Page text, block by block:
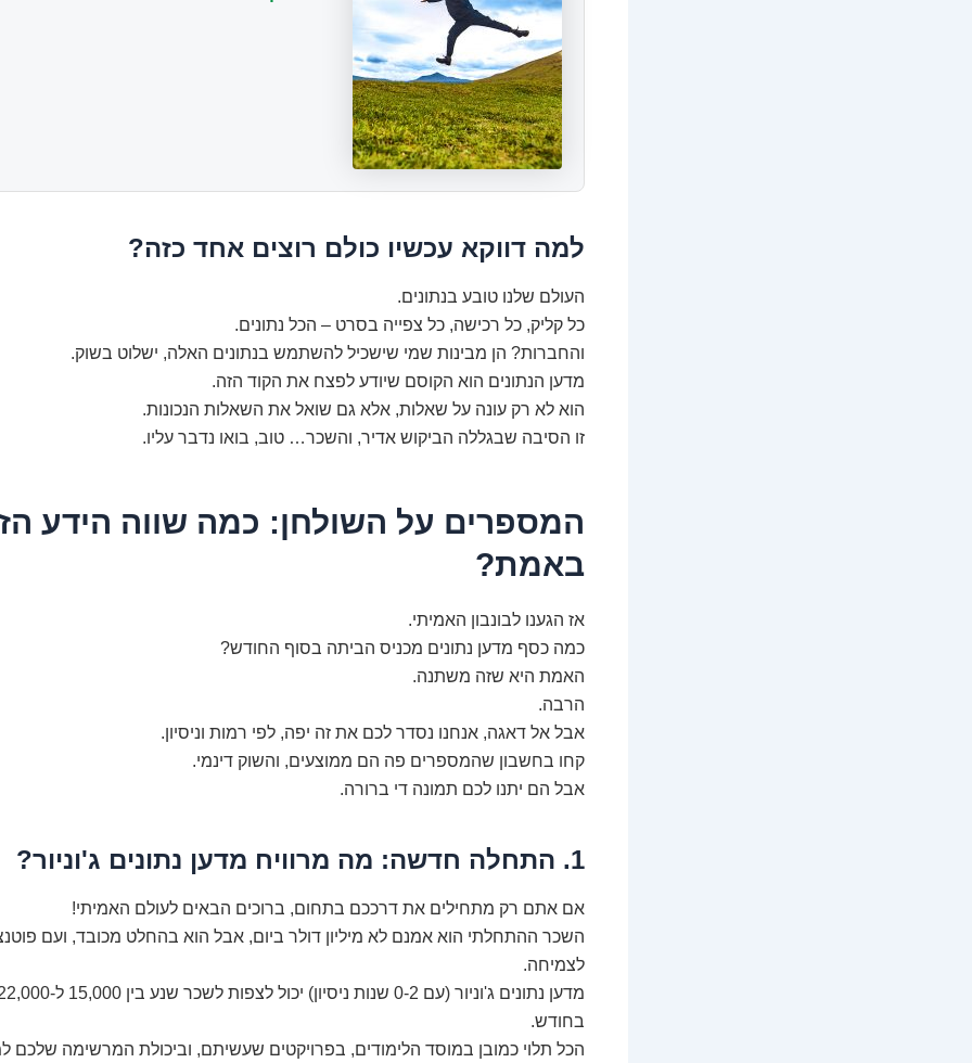
למה דווקא עכשיו כולם רוצים אחד כזה?
העולם שלנו טובע בנתונים.
כל קליק, כל רכישה, כל צפייה בסרט – הכל נתונים.
והחברות? הן מבינות שמי שישכיל להשתמש בנתונים האלה, ישלוט בשוק.
מדען הנתונים הוא הקוסם שיודע לפצח את הקוד הזה.
הוא לא רק עונה על שאלות, אלא גם שואל את השאלות הנכונות.
זו הסיבה שבגללה הביקוש אדיר, והשכר… טוב, בואו נדבר עליו.
המספרים על השולחן: כמה שווה הידע
באמת?
אז הגענו לבונבון האמיתי.
כמה כסף מדען נתונים מכניס הביתה בסוף החודש?
האמת היא שזה משתנה.
הרבה.
אבל אל דאגה, אנחנו נסדר לכם את זה יפה, לפי רמות וניסיון.
קחו בחשבון שהמספרים פה הם ממוצעים, והשוק דינמי.
אבל הם יתנו לכם תמונה די ברורה.
1. התחלה חדשה: מה מרוויח מדען נתונים ג'וניור?
אם אתם רק מתחילים את דרככם בתחום, ברוכים הבאים לעולם האמיתי!
השכר ההתחלתי הוא אמנם לא מיליון דולר ביום, אבל הוא בהחלט מכובד, ועם
לצמיחה.
בחודש.
הכל תלוי כמובן במוסד הלימודים, בפרויקטים שעשיתם, וביכולת המרשימה שלכם